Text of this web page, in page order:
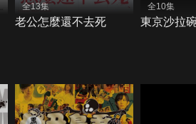
全13集
老公怎麼還不去死
全10集
東京沙拉